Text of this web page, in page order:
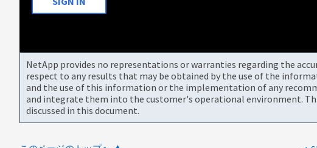
NetApp provides no representations or warranties regarding the
respect to any results that may be obtained by the use of the
and the use of this information or the implementation of any
and integrate them into the customer's operational environment.
discussed in this document.